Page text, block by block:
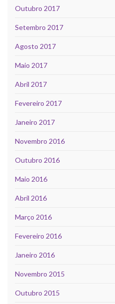
Outubro 2017
Setembro 2017
Agosto 2017
Maio 2017
Abril 2017
Fevereiro 2017
Janeiro 2017
Novembro 2016
Outubro 2016
Maio 2016
Abril 2016
Março 2016
Fevereiro 2016
Janeiro 2016
Novembro 2015
Outubro 2015